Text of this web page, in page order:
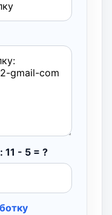
11 - 5 = ?